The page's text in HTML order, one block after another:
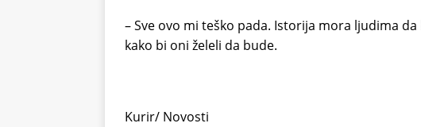
– Sve ovo mi teško pada. Istorija mora ljudima
kako bi oni želeli da bude.
Kurir/ Novosti